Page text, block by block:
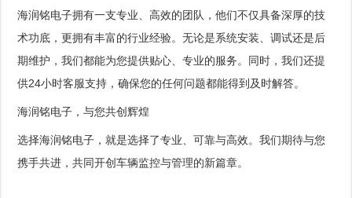
海润铭电子拥有一支专业、高效的团队，他们不仅具备深厚的技
术功底，更拥有丰富的行业经验。无论是系统安装、调试还是后
期维护，我们都能为您提供贴心、专业的服务。同时，我们还提
供24小时客服支持，确保您的任何问题都能得到及时解答。
海润铭电子，与您共创辉煌
选择海润铭电子，就是选择了专业、可靠与高效。我们期待与您
携手共进，共同开创车辆监控与管理的新篇章。